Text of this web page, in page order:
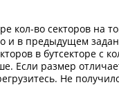
кол-во секторов на
и в предыдущем
в бутсекторе с
Если размер
Не